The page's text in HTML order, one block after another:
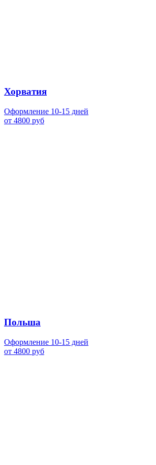
Хорватия
Оформление 10-15 дней
от 4800 руб
Польша
Оформление 10-15 дней
от 4800 руб